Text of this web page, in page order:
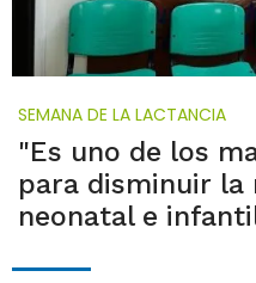
SEMANA DE LA LACTANCIA
"Es uno de los
para disminuir la
neonatal e